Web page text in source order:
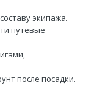
экипажа.
путевые
после посадки.